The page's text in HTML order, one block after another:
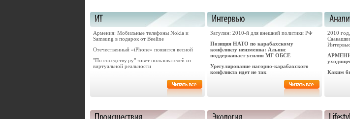
Армения: Мобильные телефоны Nokia и
Samsung в подарок от Beeline
Отечественный «iPhone» появится весной
"По соседству.ру" зовет пользователей из
виртуальной реальности
Затулин: 2010-й для внешней политики РФ
Позиция НАТО по карабахскому
конфликту неизменна: Альянс
поддерживает усилия МГ ОБСЕ
Урегулирование нагорно-карабахского
конфликта идет не так
2010
Каким